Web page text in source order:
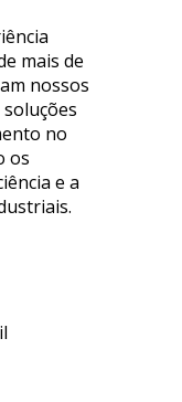
mais de
nossos
no
os
e a